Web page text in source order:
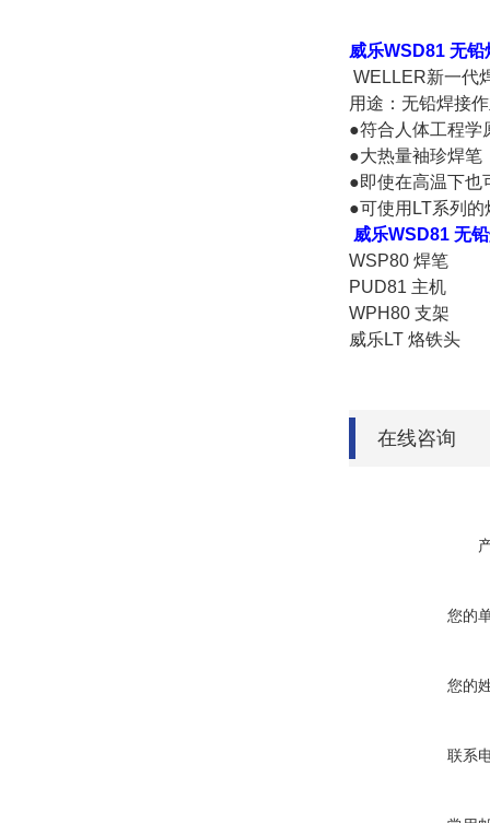
威乐WSD81 无铅
WELLER新一代
用途：无铅焊接
●符合人体工程学
●大热量袖珍焊笔
●即使在高温下也
●可使用LT系列的
威乐WSD81 无
WSP80 焊笔
PUD81 主机
WPH80 支架
威乐LT 烙铁头
在线咨询
您的
您的
联系